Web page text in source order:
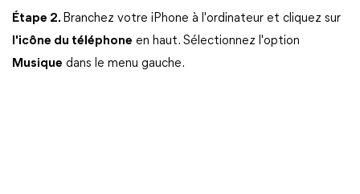
Étape 2. Branchez votre iPhone à l'ordinateur et cliquez sur
l'icône du téléphone en haut. Sélectionnez l'option
Musique dans le menu gauche.